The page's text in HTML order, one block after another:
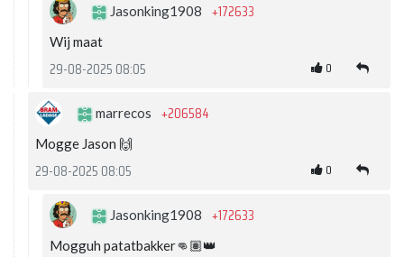
Jasonking1908 +172633
Wij maat
29-08-2025 08:05 0
marrecos +206584
Mogge Jason 🙌
29-08-2025 08:05 0
Jasonking1908 +172633
Mogguh patatbakker👊🏽👑